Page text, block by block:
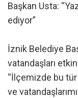
Başkan Usta:
ediyor”
İznik Belediye
vatandaşları
“İlçemizde bu
ve